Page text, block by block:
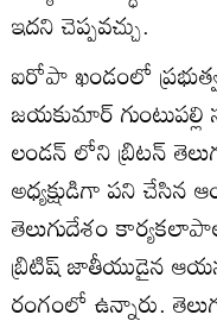
ఇదని చెప్పవచ్చు.
ఐరోపా ఖండంలో
జయకుమార్ గుంటుపల్లి
లండన్ లోని బ్రిటన్
అధ్యక్షుడిగా పని
తెలుగుదేశం
బ్రిటిష్ జాతీయుడైన
రంగంలో ఉన్నారు.